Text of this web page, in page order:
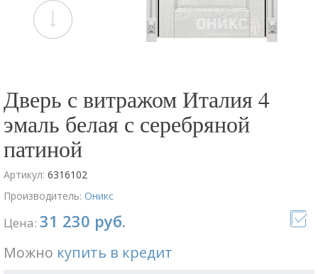
Дверь с витражом Италия 4
эмаль белая с серебряной
патиной
Артикул: 6316102
Производитель: Оникс
Цена: 31 230 руб.
Можно купить в кредит